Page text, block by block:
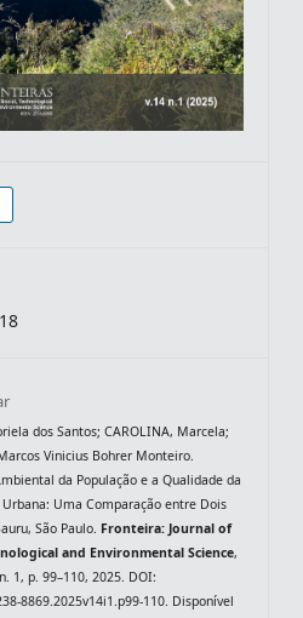
dos Santos; CAROLINA, Marcela;
Vinicius Bohrer Monteiro.
da População e a Qualidade da
Uma Comparação entre Dois
São Paulo. Fronteira: Journal of
and Environmental Science,
1, p. 99–110, 2025. DOI:
8869.2025v14i1.p99-110. Disponível